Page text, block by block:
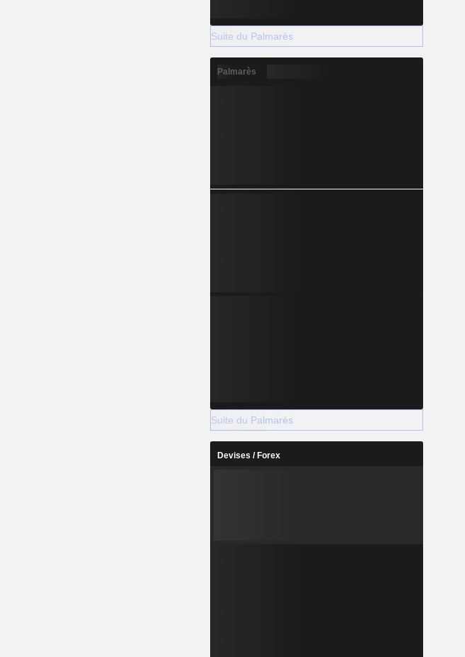
Suite du Palmarès
Palmarès
Suite du Palmarès
Devises / Forex